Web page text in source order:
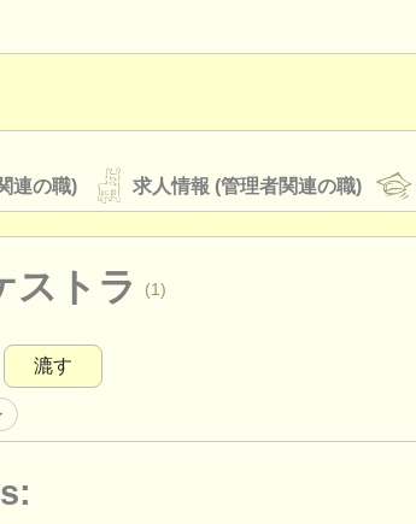
連の職) 求人情報 (管理者関連の職)
ストラ (1)
漉す